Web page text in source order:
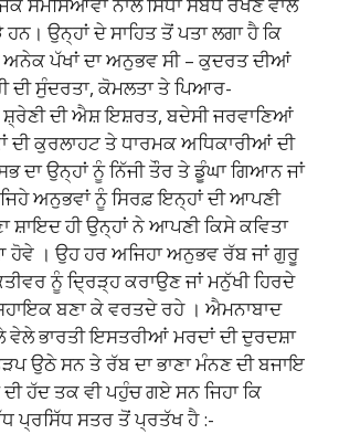
ਸਮੱਸਿਆਵਾਂ ਨਾਲ ਸਿੱਧਾ ਸਬੰਧ ਰੱਖਣ ਵਾਲੇ
ਉਨ੍ਹਾਂ ਦੇ ਸਾਹਿਤ ਤੋਂ ਪਤਾ ਲਗਾ ਹੈ ਕਿ
ਅਨੇਕ ਪੱਖਾਂ ਦਾ ਅਨੁਭਵ ਸੀ – ਕੁਦਰਤ ਦੀਆਂ
ਸੁੰਦਰਤਾ, ਕੋਮਲਤਾ ਤੇ ਪਿਆਰ-
ਸ਼੍ਰੇਣੀ ਦੀ ਐਸ਼ ਇਸ਼ਰਤ, ਬਦੇਸੀ ਜਰਵਾਣਿਆਂ
ਦੀ ਕੁਰਲਾਹਟ ਤੇ ਧਾਰਮਕ ਅਧਿਕਾਰੀਆਂ ਦੀ
ਦਾ ਉਨ੍ਹਾਂ ਨੂੰ ਨਿੱਜੀ ਤੌਰ ਤੇ ਡੂੰਘਾ ਗਿਆਨ ਜਾਂ
ਅਨੁਭਵਾਂ ਨੂੰ ਸਿਰਫ਼ ਇਨ੍ਹਾਂ ਦੀ ਆਪਣੀ
ਸ਼ਾਇਦ ਹੀ ਉਨ੍ਹਾਂ ਨੇ ਆਪਣੀ ਕਿਸੇ ਕਵਿਤਾ
ਹੋਵੇ । ਉਹ ਹਰ ਅਜਿਹਾ ਅਨੁਭਵ ਰੱਬ ਜਾਂ ਗੁਰੂ
ਨੂੰ ਦ੍ਰਿੜ੍ਹ ਕਰਾਉਣ ਜਾਂ ਮਨੁੱਖੀ ਹਿਰਦੇ
ਬਣਾ ਕੇ ਵਰਤਦੇ ਰਹੇ । ਐਮਨਾਬਾਦ
ਵੇਲੇ ਭਾਰਤੀ ਇਸਤਰੀਆਂ ਮਰਦਾਂ ਦੀ ਦੁਰਦਸ਼ਾ
ਉਠੇ ਸਨ ਤੇ ਰੱਬ ਦਾ ਭਾਣਾ ਮੰਨਣ ਦੀ ਬਜਾਇ
ਹੱਦ ਤਕ ਵੀ ਪਹੁੰਚ ਗਏ ਸਨ ਜਿਹਾ ਕਿ
ਪ੍ਰਸਿੱਧ ਸਤਰ ਤੋਂ ਪ੍ਰਤੱਖ ਹੈ :-